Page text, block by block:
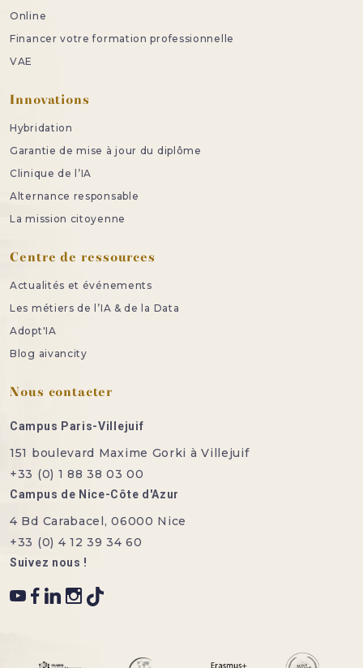
Online
Financer votre formation professionnelle
VAE
Innovations
Hybridation
Garantie de mise à jour du diplôme
Clinique de l’IA
Alternance responsable
La mission citoyenne
Centre de ressources
Actualités et événements
Les métiers de l’IA & de la Data
Adopt'IA
Blog aivancity
Nous contacter
Campus Paris-Villejuif
151 boulevard Maxime Gorki à Villejuif
+33 (0) 1 88 38 03 00
Campus de Nice-Côte d'Azur
4 Bd Carabacel, 06000 Nice
+33 (0) 4 12 39 34 60
Suivez nous !